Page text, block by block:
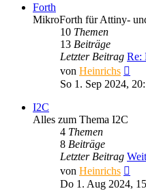
Forth
MikroForth für Attiny-
10 Themen
13 Beiträge
Letzter Beitrag Re:
von Heinrichs
So 1. Sep 2024,
I2C
Alles zum Thema I2C
4 Themen
8 Beiträge
Letzter Beitrag
von Heinrichs
Do 1. Aug 2024,